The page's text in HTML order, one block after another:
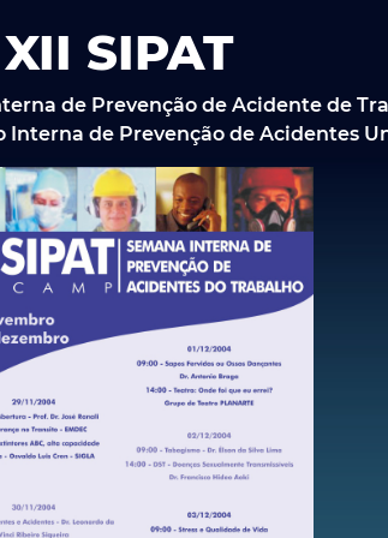
XII SIPAT
de Prevenção de Acidente de
Interna de Prevenção de Acidentes